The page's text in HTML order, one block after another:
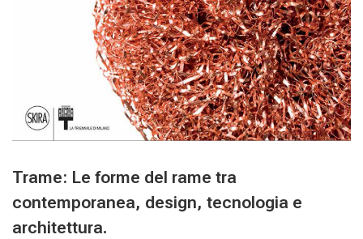
Trame: Le forme del rame tra
contemporanea, design, tecnologia e
architettura.